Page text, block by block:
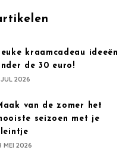
kraamcadeau ideeën
de 30 euro!
2026
van de zomer het
seizoen met je
MEI 2026